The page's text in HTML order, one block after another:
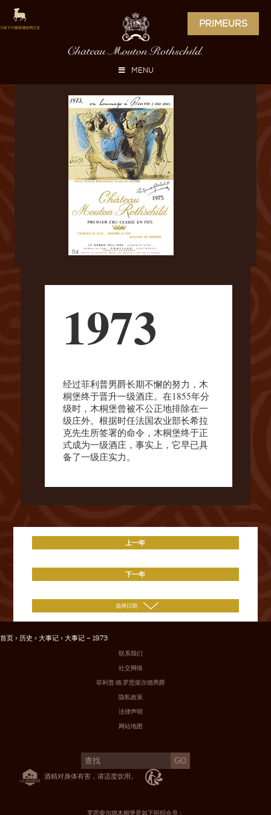
PRIMEURS
MENU
1973
经过菲利普男爵长期不懈的努力，木
桐堡终于晋升一级酒庄。在1855年分
级时，木桐堡曾被不公正地排除在一
级庄外。根据时任法国农业部长希拉
克先生所签署的命令，木桐堡终于正
式成为一级酒庄，事实上，它早已具
备了一级庄实力。
上一年
下一年
首页 > 历史 > 大事记 > 大事记 – 1973
联系我们
社交网络
菲利普·德·罗思柴尔德男爵
隐私政策
法律声明
网站地图
酒精对身体有害，请适度饮用。
罗思柴尔德木桐堡是如下组织会员：